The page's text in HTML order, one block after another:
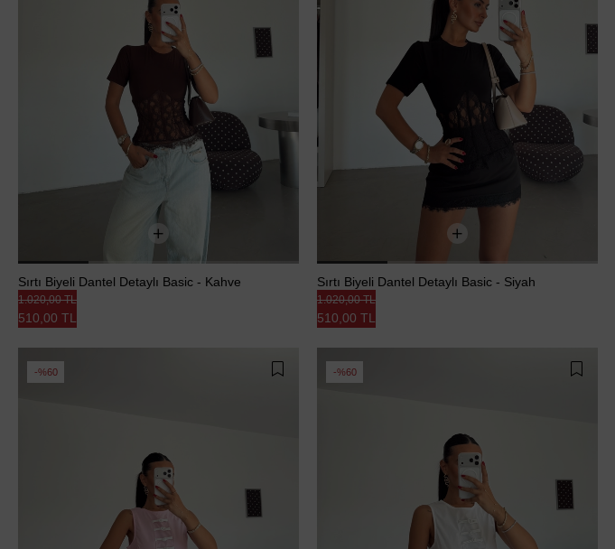
Sırtı Biyeli Dantel Detaylı Basic - Kahve
510,00 TL
1.020,00 TL
Sırtı Biyeli Dantel Detaylı Basic - Siyah
510,00 TL
1.020,00 TL
%60 %60